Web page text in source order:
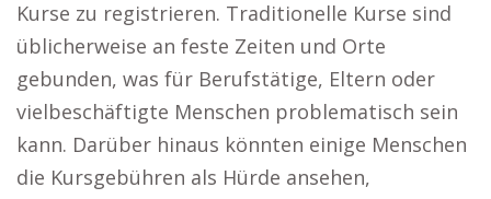
Kurse zu registrieren. Traditionelle Kurse sind
üblicherweise an feste Zeiten und Orte
gebunden, was für Berufstätige, Eltern oder
vielbeschäftigte Menschen problematisch sein
kann. Darüber hinaus könnten einige Menschen
die Kursgebühren als Hürde ansehen,